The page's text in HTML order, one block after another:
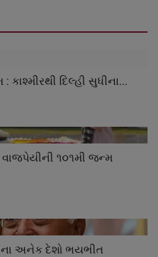
દિલ્હી સુધીના...
વાજપેયીની ૧૦૧મી જન્મ
અનેક દેશો ભયભીત